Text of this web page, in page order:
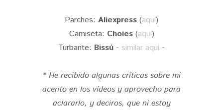
Parches: Aliexpress (aquí)
Camiseta: Choies(aquí)
Turbante: Bissú - similar aquí -
*He recibido algunas críticas sobre mi
acento en los vídeos y aprovecho para
aclararlo, y deciros, que ni estoy